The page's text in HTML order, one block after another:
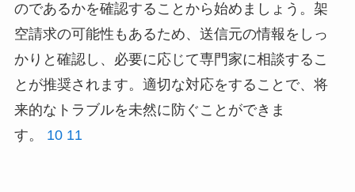
のであるかを確認することから始めましょう。架
空請求の可能性もあるため、送信元の情報をしっ
かりと確認し、必要に応じて専門家に相談するこ
とが推奨されます。適切な対応をすることで、将
来的なトラブルを未然に防ぐことができま
す。 10 11